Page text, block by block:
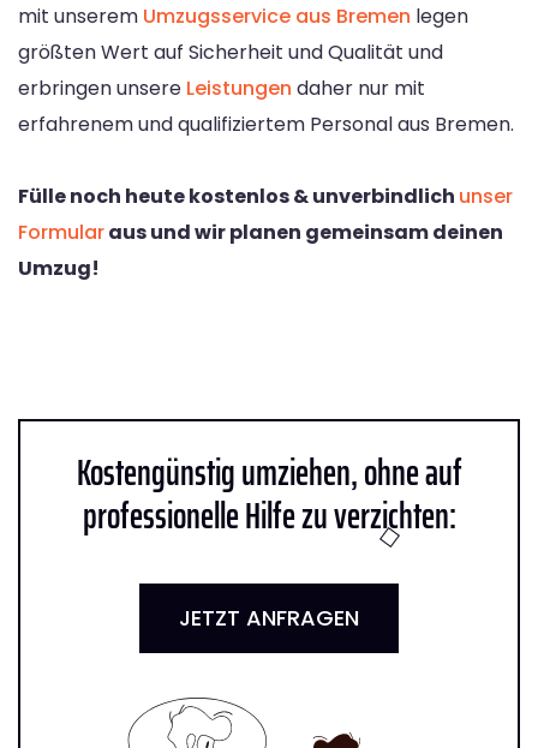
mit unserem Umzugsservice aus Bremen legen
größten Wert auf Sicherheit und Qualität und
erbringen unsere Leistungen daher nur mit
erfahrenem und qualifiziertem Personal aus Bremen.
Fülle noch heute kostenlos & unverbindlich unser
Formularaus und wir planen gemeinsam deinen
Umzug!
Kostengünstig umziehen, ohne auf
professionelle Hilfe zu verzichten:
JETZT ANFRAGEN